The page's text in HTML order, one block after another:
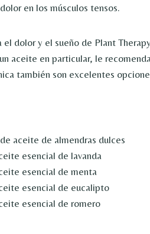
en los músculos tensos.
aceite en particular, le
también son excelentes
aceite de almendras dulces
esencial de lavanda
esencial de menta
esencial de eucalipto
esencial de romero